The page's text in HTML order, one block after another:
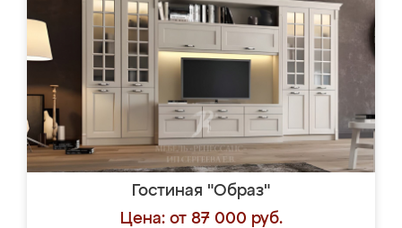
Гостиная "Образ"
Цена: от 87 000 руб.